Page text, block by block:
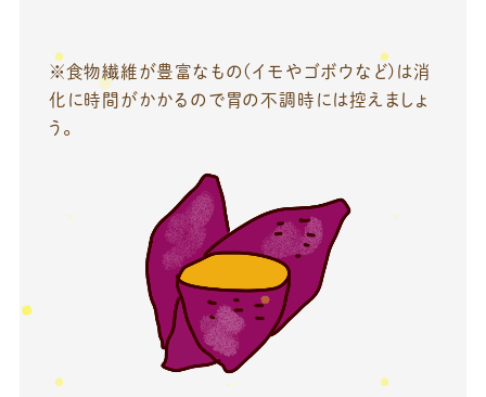
※食物繊維が豊富なもの(イモやゴボウなど)は消
化に時間がかかるので胃の不調時には控えましょ
う。